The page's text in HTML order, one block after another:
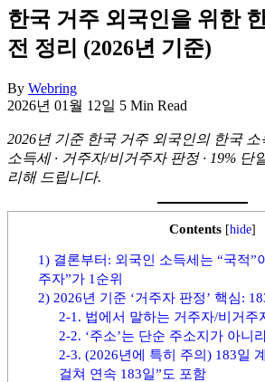
WeBring
제
공
료
및
일
생
WeBring
제
공
한국 거주 외국인을 위한
전 정리 (2026년 기준)
By Webring
2026년 01월 12일 5 Min Read
2026년 기준 한국 거주 외국인의 한국 소
소득세 · 거주자/비거주자 판정 · 19% 단
리해 드립니다.
Contents [hide]
1) 결론부터: 외국인 소득세는 “국적”
주자”가 1순위
2) 2026년 기준 ‘거주자 판정’ 핵심:
2-1. 법에서 말하는 거주자/비거주
2-2. ‘주소’는 단순 주소지가 아니
2-3. (2026년에 특히 주의) 183일
걸쳐 연속 183일”도 포함